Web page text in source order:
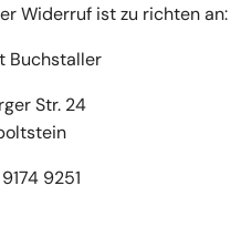
Widerruf ist zu richten an:
Buchstaller
Str. 24
9251